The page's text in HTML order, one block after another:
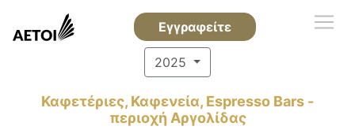
Εγγραφείτε
2025
Καφετέριες, Καφενεία, Espresso Bars -
περιοχή Αργολίδας